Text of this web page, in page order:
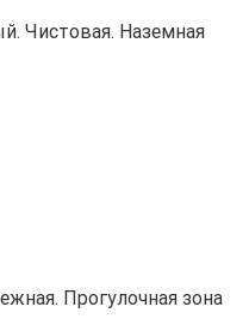
Чистовая. Наземная